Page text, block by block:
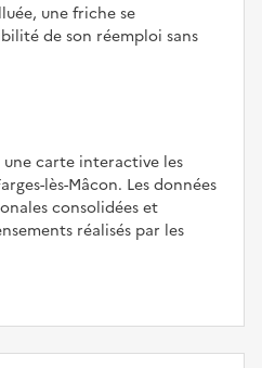
une friche se
de son réemploi sans
carte interactive les
lès-Mâcon. Les données
consolidées et
réalisés par les